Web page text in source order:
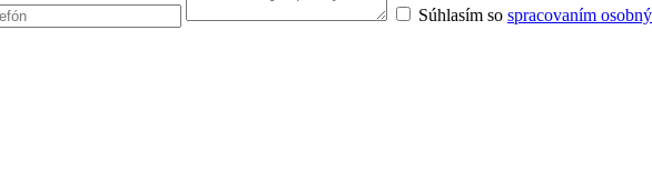
Súhlasím so spracovaním